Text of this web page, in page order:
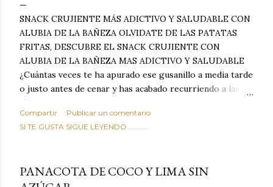
SNACK CRUJIENTE MÁS ADICTIVO Y SALUDABLE CON
ALUBIA DE LA BAÑEZA OLVIDATE DE LAS PATATAS
FRITAS, DESCUBRE EL SNACK CRUJIENTE CON
ALUBIA DE LA BAÑEZA MAS ADICTIVO Y SALUDABLE
¿Cuántas veces te ha apurado ese gusanillo a media tarde
o justo antes de cenar y has acabado recurriendo a las
típicas patatas de bolsa, frutos secos fritos o snacks
ultraprocesados llenos de grasas saturadas y sodio?
Todos hemos estado ahí. Sin embargo, cuidarse no tiene
satisface. Estas alubias crujientes al horno van a cambiar
Compartir
Publicar un comentario
SI TE GUSTA SIGUE LEYENDO............
PANACOTA DE COCO Y LIMA SIN